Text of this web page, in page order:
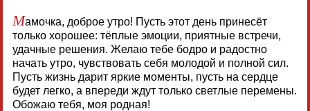
Мамочка, доброе утро! Пусть этот день принесёт
только хорошее: тёплые эмоции, приятные встречи,
удачные решения. Желаю тебе бодро и радостно
начать утро, чувствовать себя молодой и полной сил.
Пусть жизнь дарит яркие моменты, пусть на сердце
будет легко, а впереди ждут только светлые перемены.
Обожаю тебя, моя родная!